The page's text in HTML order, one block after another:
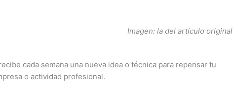
Imagen: la del artículo original
cada semana una nueva idea o técnica para repensar tu
o actividad profesional.